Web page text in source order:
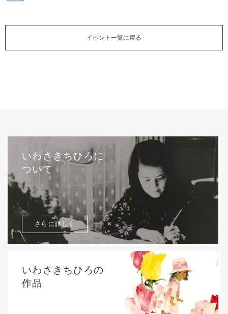
イベント一覧に戻る
いわさきちひろに
ついて
さらに詳しく
いわさきちひろの
作品